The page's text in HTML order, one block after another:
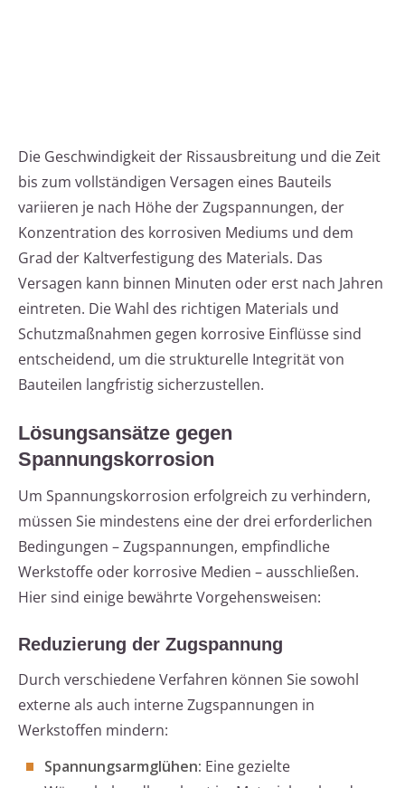
Die Geschwindigkeit der Rissausbreitung und die Zeit
bis zum vollständigen Versagen eines Bauteils
variieren je nach Höhe der Zugspannungen, der
Konzentration des korrosiven Mediums und dem
Grad der Kaltverfestigung des Materials. Das
Versagen kann binnen Minuten oder erst nach Jahren
eintreten. Die Wahl des richtigen Materials und
Schutzmaßnahmen gegen korrosive Einflüsse sind
entscheidend, um die strukturelle Integrität von
Bauteilen langfristig sicherzustellen.
Lösungsansätze gegen
Spannungskorrosion
Um Spannungskorrosion erfolgreich zu verhindern,
müssen Sie mindestens eine der drei erforderlichen
Bedingungen – Zugspannungen, empfindliche
Werkstoffe oder korrosive Medien – ausschließen.
Hier sind einige bewährte Vorgehensweisen:
Reduzierung der Zugspannung
Durch verschiedene Verfahren können Sie sowohl
externe als auch interne Zugspannungen in
Werkstoffen mindern:
Spannungsarmglühen: Eine gezielte